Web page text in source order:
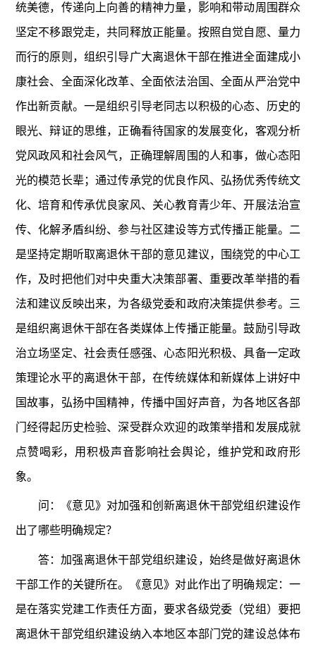
统美德，传递向上向善的精神力量，影响和带动周围群众
坚定不移跟党走，共同释放正能量。按照自觉自愿、量力
而行的原则，组织引导广大离退休干部在推进全面建成小
康社会、全面深化改革、全面依法治国、全面从严治党中
作出新贡献。一是组织引导老同志以积极的心态、历史的
眼光、辩证的思维，正确看待国家的发展变化，客观分析
党风政风和社会风气，正确理解周围的人和事，做心态阳
光的模范长辈；通过传承党的优良作风、弘扬优秀传统文
化、培育和传承优良家风、关心教育青少年、开展法治宣
传、化解矛盾纠纷、参与社区建设等方式传播正能量。二
是坚持定期听取离退休干部的意见建议，围绕党的中心工
作，及时把他们对中央重大决策部署、重要改革举措的看
法和建议反映出来，为各级党委和政府决策提供参考。三
是组织离退休干部在各类媒体上传播正能量。鼓励引导政
治立场坚定、社会责任感强、心态阳光积极、具备一定政
策理论水平的离退休干部，在传统媒体和新媒体上讲好中
国故事，弘扬中国精神，传播中国好声音，为各地区各部
门经得起历史检验、深受群众欢迎的政策举措和发展成就
点赞喝彩，用积极声音影响社会舆论，维护党和政府形
象。
问：《意见》对加强和创新离退休干部党组织建设作
出了哪些明确规定？
答：加强离退休干部党组织建设，始终是做好离退休
干部工作的关键所在。《意见》对此作出了明确规定：一
是在落实党建工作责任方面，要求各级党委（党组）要把
离退休干部党组织建设纳入本地区本部门党的建设总体布